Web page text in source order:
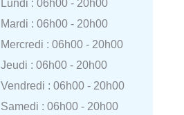
Lundi : 06h00 - 20h00
Mardi : 06h00 - 20h00
Mercredi : 06h00 - 20h00
Jeudi : 06h00 - 20h00
Vendredi : 06h00 - 20h00
Samedi : 06h00 - 20h00